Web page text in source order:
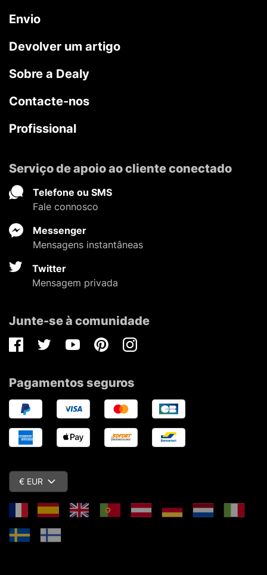
Envio
Devolver um artigo
Sobre a Dealy
Contacte-nos
Profissional
Serviço de apoio ao cliente conectado
Telefone ou SMS
Fale connosco
Messenger
Mensagens instantâneas
Twitter
Mensagem privada
Junte-se à comunidade
FacebookTwitterYoutubePinterestInstagram
Pagamentos seguros
€ EUR